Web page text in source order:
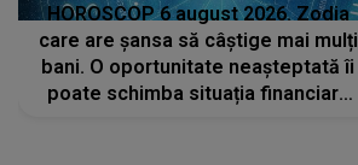
HOROSCOP 6 august 2026. Zodia
care are șansa să câștige mai mulți
bani. O oportunitate neașteptată îi
poate schimba situația financiară